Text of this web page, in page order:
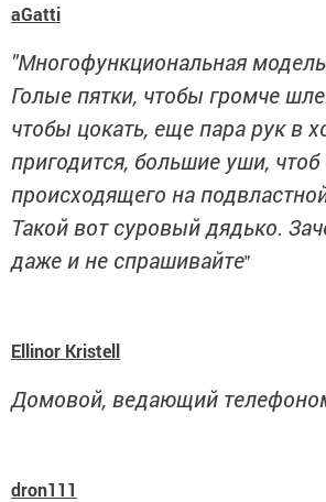
aGatti
"Многофункциональная
Голые пятки, чтобы громче
чтобы цокать, еще пара рук в
пригодится, большие уши,
происходящего на
Такой вот суровый дядько.
даже и не спрашивайте"
Ellinor Kristell
Домовой, ведающий
dron111